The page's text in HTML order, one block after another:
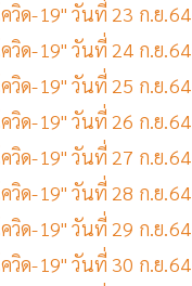
ควิด-19" วันที่ 23 ก.ย.64
ควิด-19" วันที่ 24 ก.ย.64
ควิด-19" วันที่ 25 ก.ย.64
ควิด-19" วันที่ 26 ก.ย.64
ควิด-19" วันที่ 27 ก.ย.64
ควิด-19" วันที่ 28 ก.ย.64
ควิด-19" วันที่ 29 ก.ย.64
ควิด-19" วันที่ 30 ก.ย.64